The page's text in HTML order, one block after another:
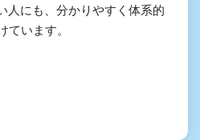
人にも、分かりやすく体系的
ています。